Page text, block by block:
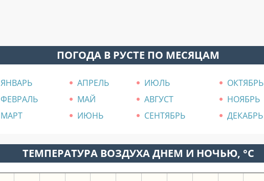
ПОГОДА В РУСТЕ ПО МЕСЯЦАМ
ЯНВАРЬ АПРЕЛЬ ИЮЛЬ
ОКТЯБРЬ
ФЕВРАЛЬ
МАЙ АВГУСТ
НОЯБРЬ
МАРТ
ИЮНЬ СЕНТЯБРЬ ДЕКАБРЬ
ТЕМПЕРАТУРА ВОЗДУХА ДНЕМ И НОЧЬЮ, °C